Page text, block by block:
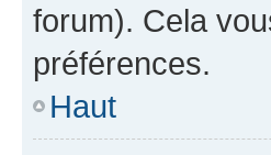
forum). Cela
préférences.
Haut